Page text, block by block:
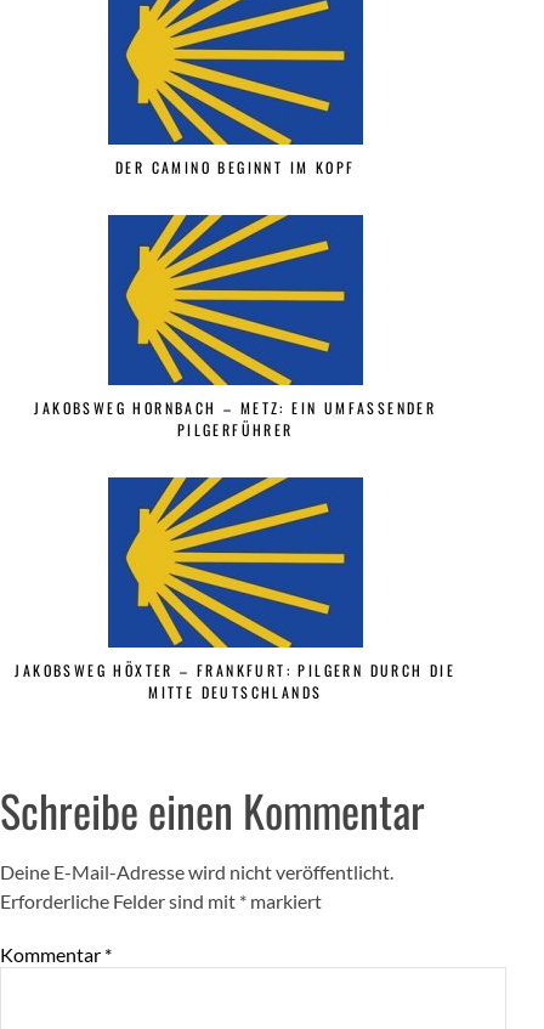
DER CAMINO BEGINNT IM KOPF
JAKOBSWEG HORNBACH – METZ: EIN UMFASSENDER
PILGERFÜHRER
JAKOBSWEG HÖXTER – FRANKFURT: PILGERN DURCH DIE
MITTE DEUTSCHLANDS
Schreibe einen Kommentar
Deine E-Mail-Adresse wird nicht veröffentlicht.
Erforderliche Felder sind mit * markiert
Kommentar *